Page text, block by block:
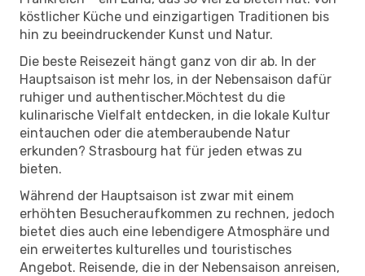
köstlicher Küche und einzigartigen Traditionen bis
hin zu beeindruckender Kunst und Natur.
Die beste Reisezeit hängt ganz von dir ab. In der
Hauptsaison ist mehr los, in der Nebensaison dafür
ruhiger und authentischer.Möchtest du die
kulinarische Vielfalt entdecken, in die lokale Kultur
eintauchen oder die atemberaubende Natur
erkunden? Strasbourg hat für jeden etwas zu
bieten.
Während der Hauptsaison ist zwar mit einem
erhöhten Besucheraufkommen zu rechnen, jedoch
bietet dies auch eine lebendigere Atmosphäre und
ein erweitertes kulturelles und touristisches
Angebot. Reisende, die in der Nebensaison anreisen,